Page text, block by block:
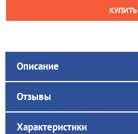
КУПИТЬ
Описание
Отзывы
Характеристики